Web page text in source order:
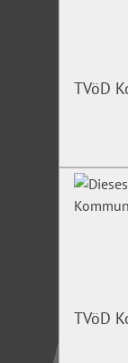
TVöD
TVöD